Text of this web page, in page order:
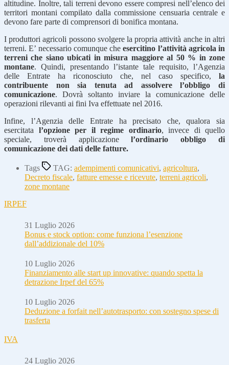
altitudine. Inoltre, tali terreni devono essere compresi nell’elenco dei
territori montani compilato dalla commissione censuaria centrale e
devono fare parte di comprensori di bonifica montana.
I produttori agricoli possono svolgere la propria attività anche in altri
terreni. E’ necessario comunque cheesercitino l’attività agricola in
terreni che siano ubicati in misura maggiore al 50 % in zone
montane. Quindi, presentando l’istante tale requisito, l’Agenzia
delle Entrate ha riconosciuto che, nel caso specifico, la
contribuente non sia tenuta ad assolvere l’obbligo di
comunicazione. Dovrà soltanto inviare la comunicazione delle
operazioni rilevanti ai fini Iva effettuate nel 2016.
Infine, l’Agenzia delle Entrate ha precisato che, qualora sia
esercitata l’opzione per il regime ordinario, invece di quello
speciale, troverà applicazionel’ordinario obbligo di
comunicazione dei dati delle fatture.
Tags TAG: adempimenti comunicativi, agricoltura,
Decreto fiscale, fatture emesse e ricevute, terreni agricoli,
zone montane
IRPEF
31 Luglio 2026
Bonus e stock option: come funziona l’esenzione
dall’addizionale del 10%
10 Luglio 2026
Finanziamento alle start up innovative: quando spetta la
detrazione Irpef del 65%
10 Luglio 2026
Deduzione a forfait nell’autotrasporto: con sostegno spese di
trasferta
IVA
24 Luglio 2026